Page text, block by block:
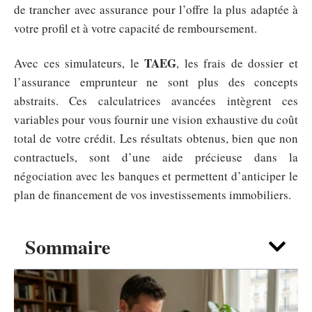
Sommaire
de trancher avec assurance pour l’offre la plus adaptée à
votre profil et à votre capacité de remboursement.
Avec ces simulateurs, leTAEG, les frais de dossier et
l’assurance emprunteur ne sont plus des concepts
abstraits. Ces calculatrices avancées intègrent ces
variables pour vous fournir une vision exhaustive du coût
total de votre crédit. Les résultats obtenus, bien que non
contractuels, sont d’une aide précieuse dans la
négociation avec les banques et permettent d’anticiper le
plan de financement de vos investissements immobiliers.